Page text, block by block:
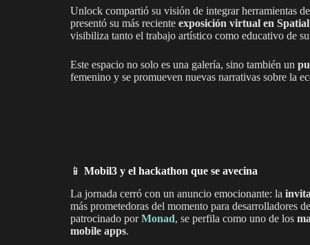
Unlock compartió su visión de integrar herramientas
presentó su más reciente exposición virtual en Spatial
visibiliza tanto el trabajo artístico como educativo de
Este espacio no solo es una galería, sino también un
femenino y se promueven nuevas narrativas sobre la
📱 Mobil3 y el hackathon que se avecina
La jornada cerró con un anuncio emocionante: la
más prometedoras del momento para desarrolladores
patrocinado porMonad, se perfila como uno de los
mobile apps.